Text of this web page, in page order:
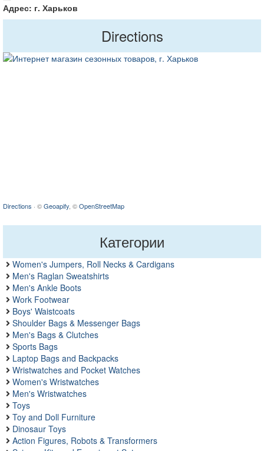
Адрес: г. Харьков
Directions
Directions · ©Geoapify, ©OpenStreetMap
Категории
Women's Jumpers, Roll Necks & Cardigans
Men's Raglan Sweatshirts
Men's Ankle Boots
Work Footwear
Boys' Waistcoats
Shoulder Bags & Messenger Bags
Men's Bags & Clutches
Sports Bags
Laptop Bags and Backpacks
Wristwatches and Pocket Watches
Women's Wristwatches
Men's Wristwatches
Toys
Toy and Doll Furniture
Dinosaur Toys
Action Figures, Robots & Transformers